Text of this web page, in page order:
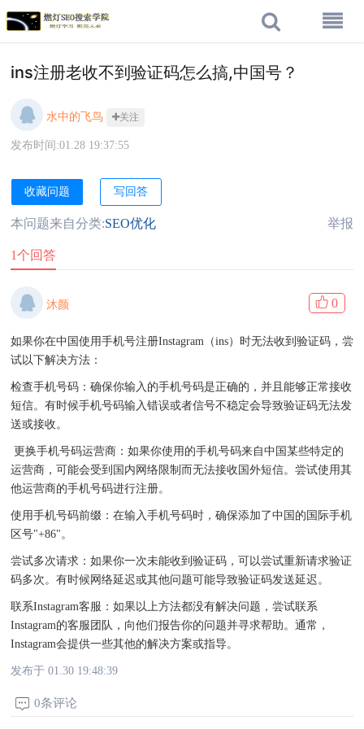
ins注册老收不到验证码怎么搞,中国号？
水中的飞鸟 关注
发布时间:01.28 19:37:55
收藏问题 写回答
本问题来自分类:SEO优化 举报
1个回答
沐颜 0
如果你在中国使用手机号注册Instagram（ins）时无法收到验证码，尝
试以下解决方法：
检查手机号码：确保你输入的手机号码是正确的，并且能够正常接收
短信。有时候手机号码输入错误或者信号不稳定会导致验证码无法发
送或接收。
更换手机号码运营商：如果你使用的手机号码来自中国某些特定的
运营商，可能会受到国内网络限制而无法接收国外短信。尝试使用其
他运营商的手机号码进行注册。
使用手机号码前缀：在输入手机号码时，确保添加了中国的国际手机
区号"+86"。
尝试多次请求：如果你一次未能收到验证码，可以尝试重新请求验证
码多次。有时候网络延迟或其他问题可能导致验证码发送延迟。
联系Instagram客服：如果以上方法都没有解决问题，尝试联系
Instagram的客服团队，向他们报告你的问题并寻求帮助。通常，
Instagram会提供一些其他的解决方案或指导。
发布于 01.30 19:48:39
0条评论